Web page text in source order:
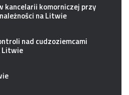
kancelarii komorniczej przy
na Litwie
nad cudzoziemcami
Litwie